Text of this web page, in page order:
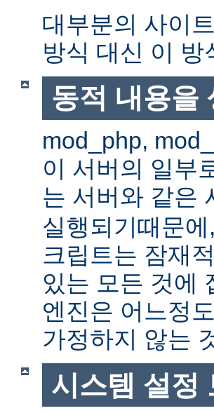
대부분의 사이
방식 대신 이 방
동적 내용을
mod_php,
이 서버의 일부
는 서버와 같은
실행되기때문
크립트는 잠재
있는 모든 것에
엔진은 어느정
가정하지 않는
시스템 설정